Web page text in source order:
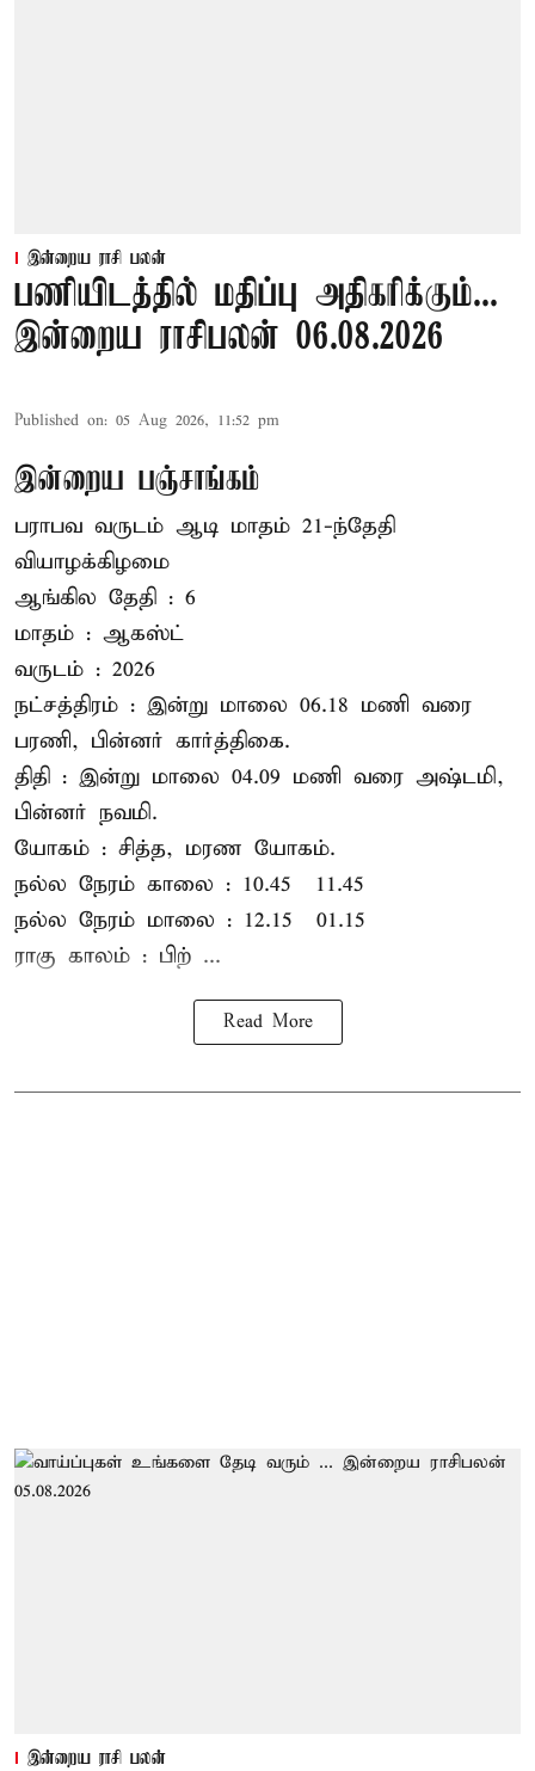
இன்றைய ராசி பலன்
பணியிடத்தில் மதிப்பு அதிகரிக்கும்...
இன்றைய ராசிபலன் 06.08.2026
Published on: 05 Aug 2026, 11:52 pm
இன்றைய பஞ்சாங்கம்
பராபவ வருடம் ஆடி மாதம் 21-ந்தேதி
வியாழக்கிழமை
ஆங்கில தேதி : 6
மாதம் : ஆகஸ்ட்
வருடம் : 2026
நட்சத்திரம் : இன்று மாலை 06.18 மணி வரை
பரணி, பின்னர் கார்த்திகை.
திதி : இன்று மாலை 04.09 மணி வரை அஷ்டமி,
பின்னர் நவமி.
யோகம் : சித்த, மரண யோகம்.
நல்ல நேரம் காலை : 10.45 – 11.45
நல்ல நேரம் மாலை : 12.15 – 01.15
ராகு காலம் : பிற் ...
Read More
இன்றைய ராசி பலன்